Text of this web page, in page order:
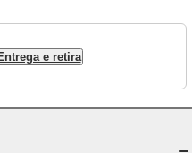
e retira